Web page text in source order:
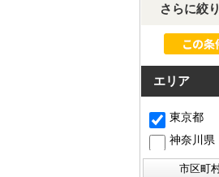
さらに絞
エリア
東京都
神奈川県